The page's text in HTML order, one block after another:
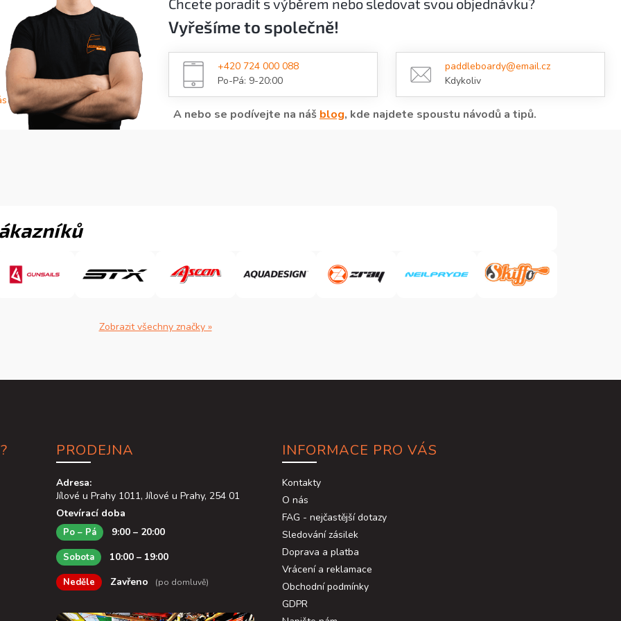
Vyřešíme to společně!
+420 724 000 088
Po-Pá: 9-20:00
paddleboardy@email.cz
Kdykoliv
A nebo se podívejte na náš blog, kde najdete spoustu návodů a tipů.
p
v
y
v
ý
p
i
Zobrazit všechny značky »
PRODEJNA
Adresa:
Jílové u Prahy 1011, Jílové u Prahy, 254 01
Otevírací doba
Po – Pá 9:00 – 20:00
Sobota 10:00 – 19:00
Neděle Zavřeno (po domluvě)
INFORMACE PRO VÁS
Kontakty
O nás
FAG - nejčastější dotazy
Sledování zásilek
Doprava a platba
Vrácení a reklamace
Obchodní podmínky
GDPR